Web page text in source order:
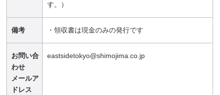
す。）
備考 ・領収書は現金のみの発行です
お問い合
わせ
メールア
ドレス
eastsidetokyo@shimojima.co.jp